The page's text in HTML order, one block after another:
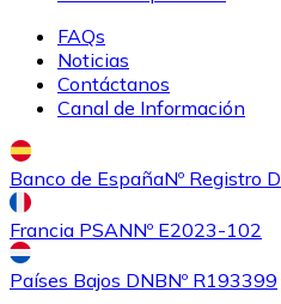
Comprar
ETC
FAQs
Noticias
Contáctanos
Canal de Información
Banco de EspañaNº Registro
Francia PSANNº E2023-102
Países Bajos DNBNº R193399